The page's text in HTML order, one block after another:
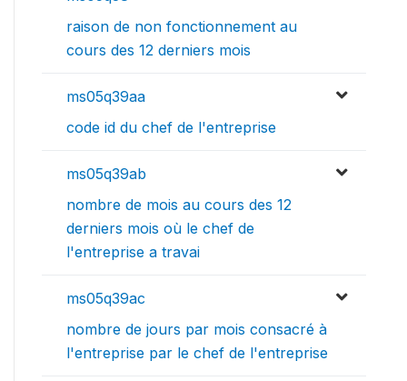
raison de non fonctionnement au
cours des 12 derniers mois
ms05q39aa
code id du chef de l'entreprise
ms05q39ab
nombre de mois au cours des 12
derniers mois où le chef de
l'entreprise a travai
ms05q39ac
nombre de jours par mois consacré à
l'entreprise par le chef de l'entreprise